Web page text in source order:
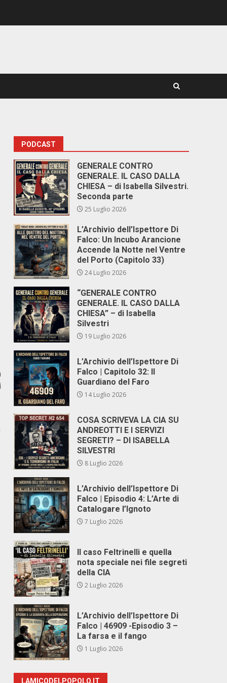
PODCAST
GENERALE CONTRO
GENERALE. IL CASO DALLA
CHIESA – di Isabella Silvestri.
Seconda parte
25 Luglio 2026
L’Archivio dell’Ispettore Di
Falco: Un Incubo Arancione
Accende la Notte nel Ventre
del Porto (Capitolo 33)
24 Luglio 2026
“GENERALE CONTRO
GENERALE. IL CASO DALLA
CHIESA” – di Isabella
Silvestri
19 Luglio 2026
L’Archivio dell’Ispettore Di
Falco | Capitolo 32: Il
Guardiano del Faro
14 Luglio 2026
COSA SCRIVEVA LA CIA SU
ANDREOTTI E I SERVIZI
SEGRETI? – DI ISABELLA
SILVESTRI
8 Luglio 2026
L’Archivio dell’Ispettore Di
Falco | Episodio 4: L’Arte di
Catalogare l’Ignoto
7 Luglio 2026
Il caso Feltrinelli e quella
nota speciale nei file segreti
della CIA
2 Luglio 2026
L’Archivio dell’Ispettore Di
Falco | 46909 -Episodio 3 –
La farsa e il fango
1 Luglio 2026
LAMICODELPOPOLO.IT